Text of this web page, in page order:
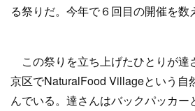
る祭りだ。今年で６回目の開催を数
この祭りを立ち上げたひとりが達
京区でNaturalFood Villageという自
んでいる。達さんはバックパッカー